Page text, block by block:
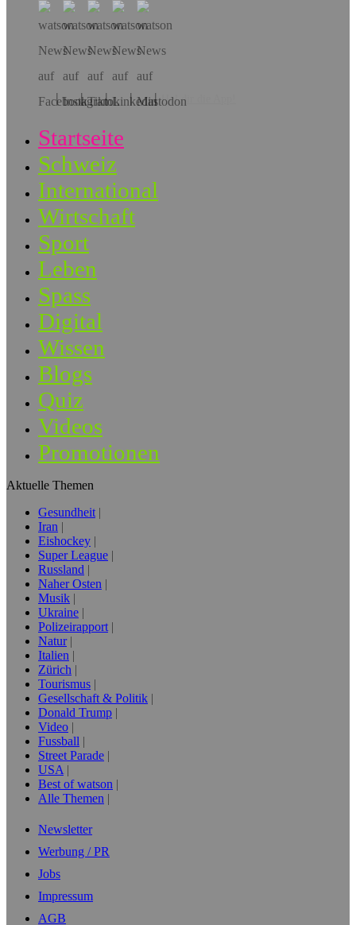
Hol dir die App!
Startseite
Schweiz
International
Wirtschaft
Sport
Leben
Spass
Digital
Wissen
Blogs
Quiz
Videos
Promotionen
Aktuelle Themen
Gesundheit
Iran
Eishockey
Super League
Russland
Naher Osten
Musik
Ukraine
Polizeirapport
Natur
Italien
Zürich
Tourismus
Gesellschaft & Politik
Donald Trump
Video
Fussball
Street Parade
USA
Best of watson
Alle Themen
Newsletter
Werbung / PR
Jobs
Impressum
AGB